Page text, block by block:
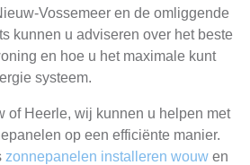
Vossemeer en de omliggende
kunnen u adviseren over het beste
en hoe u het maximale kunt
systeem.
of Heerle, wij kunnen u helpen met
op een efficiënte manier.
zonnepanelen installeren wouw en